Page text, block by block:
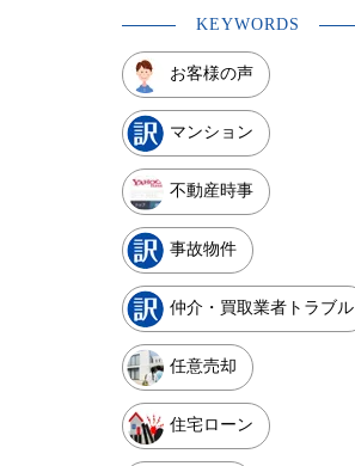
KEYWORDS
お客様の声
マンション
不動産時事
事故物件
仲介・買取業者トラブル
任意売却
住宅ローン